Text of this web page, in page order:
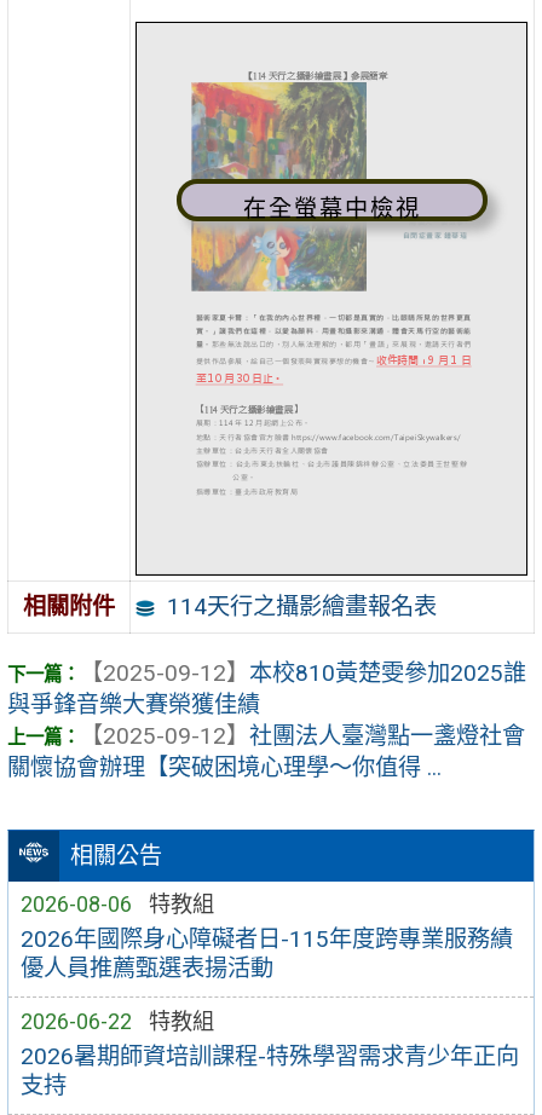
相關公告
2026-08-06 特教組
2026年國際身心障礙者日-115年度跨專業服務績
優人員推薦甄選表揚活動
2026-06-22 特教組
2026暑期師資培訓課程-特殊學習需求青少年正向
支持
在全螢幕中檢視
相關附件 114天行之攝影繪畫報名表
【2025-09-12】 本校810黃楚雯參加2025誰
與爭鋒音樂大賽榮獲佳績
【2025-09-12】 社團法人臺灣點一盞燈社會
關懷協會辦理【突破困境心理學〜你值得 ...